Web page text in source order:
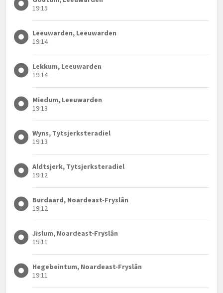
19:15
Leeuwarden, Leeuwarden
19:14
Lekkum, Leeuwarden
19:14
Miedum, Leeuwarden
19:13
Wyns, Tytsjerksteradiel
19:13
Aldtsjerk, Tytsjerksteradiel
19:12
Burdaard, Noardeast-Fryslân
19:12
Jislum, Noardeast-Fryslân
19:11
Hegebeintum, Noardeast-Fryslân
19:11